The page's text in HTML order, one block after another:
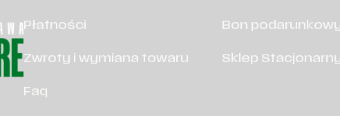
Płatności
Zwroty i wymiana towaru
Faq
Bon podarunkowy
Sklep Stacjonarny